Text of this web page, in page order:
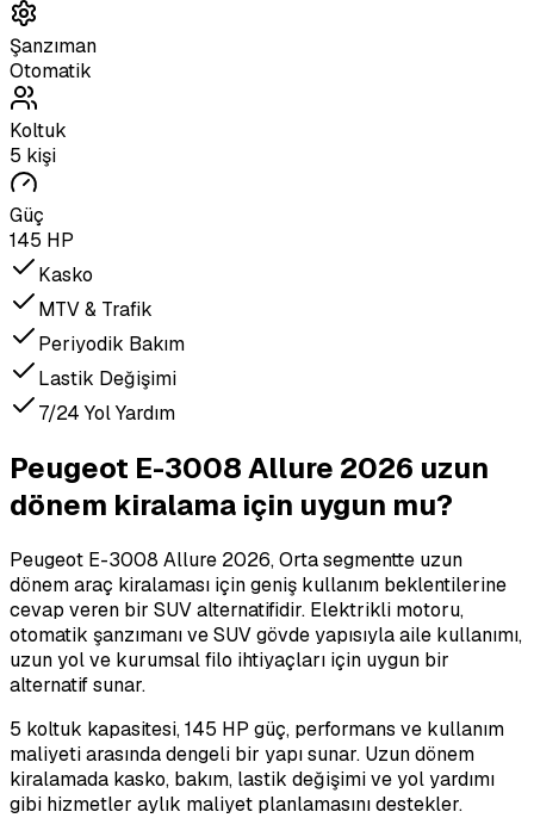
Şanzıman
Otomatik
Koltuk
5 kişi
Güç
145 HP
Kasko
MTV & Trafik
Periyodik Bakım
Lastik Değişimi
7/24 Yol Yardım
Peugeot E-3008 Allure 2026 uzun
dönem kiralama için uygun mu?
Peugeot E-3008 Allure 2026, Orta segmentte uzun
dönem araç kiralaması için geniş kullanım beklentilerine
cevap veren bir SUV alternatifidir. Elektrikli motoru,
otomatik şanzımanı ve SUV gövde yapısıyla aile kullanımı,
uzun yol ve kurumsal filo ihtiyaçları için uygun bir
alternatif sunar.
5 koltuk kapasitesi, 145 HP güç, performans ve kullanım
maliyeti arasında dengeli bir yapı sunar. Uzun dönem
kiralamada kasko, bakım, lastik değişimi ve yol yardımı
gibi hizmetler aylık maliyet planlamasını destekler.